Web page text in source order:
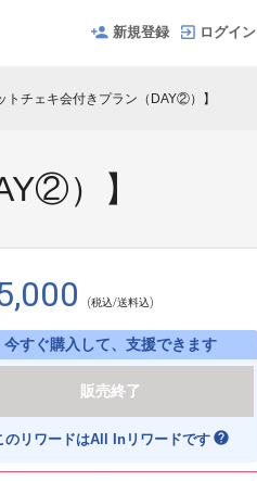
新規登録 ログイン
トチェキ会付きプラン（DAY②）】
）】
(税込/送料込)
今すぐ購入して、支援できます
販売終了
のリワードはAll Inリワードです help